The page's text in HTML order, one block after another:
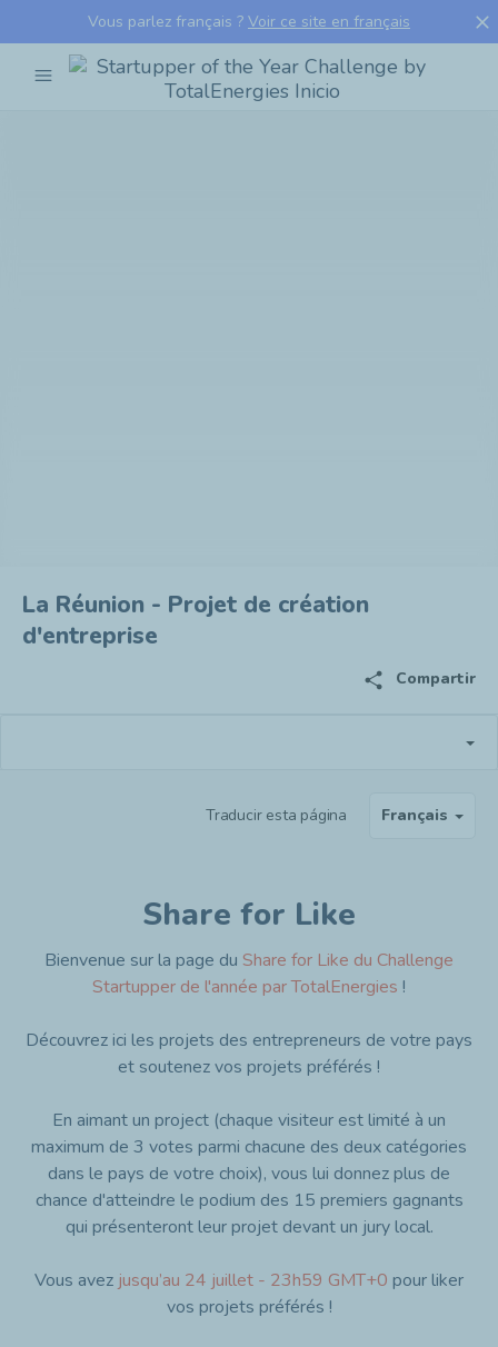
Vous parlez français ? Voir ce site en français close
menu
Startupper
La Réunion - Projet de création
d'entreprise
share Compartir
Traducir esta página Français
Share for Like
Bienvenue sur la page du Share for Like du Challenge
Startupper de l'année par TotalEnergies !
Découvrez ici les projets des entrepreneurs de votre pays
et soutenez vos projets préférés !
En aimant un project (chaque visiteur est limité à un
maximum de 3 votes parmi chacune des deux catégories
dans le pays de votre choix), vous lui donnez plus de
chance d'atteindre le podium des 15 premiers gagnants
qui présenteront leur projet devant un jury local.
Vous avez jusqu’au 24 juillet - 23h59 GMT+0 pour liker
vos projets préférés !